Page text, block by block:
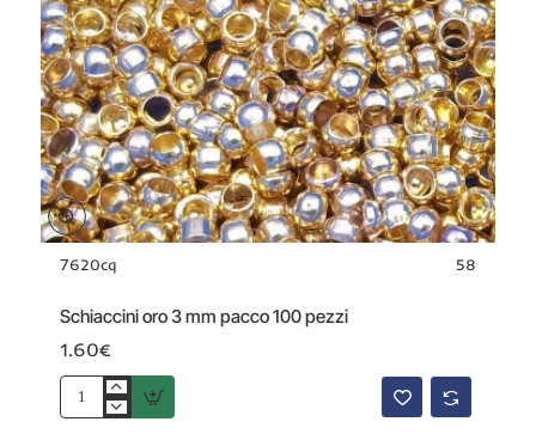
7620cq 58
Schiaccini oro 3 mm pacco 100 pezzi
1.60€
Schiaccini